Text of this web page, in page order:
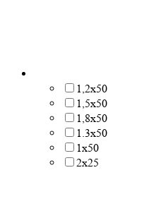
1,2х50
1,5х50
1,8х50
1.3х50
1х50
2х25